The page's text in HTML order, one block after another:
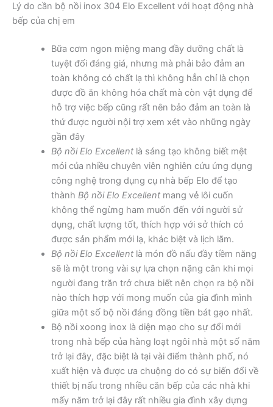
Lý do cần bộ nồi inox 304 Elo Excellent với hoạt động nhà
bếp của chị em
Bữa cơm ngon miệng mang đầy dưỡng chất là
tuyệt đối đáng giá, nhưng mà phải bảo đảm an
toàn không có chất lạ thì không hẳn chỉ là chọn
được đồ ăn không hóa chất mà còn vật dụng để
hỗ trợ việc bếp cũng rất nên bảo đảm an toàn là
thứ được người nội trợ xem xét vào những ngày
gần đây
Bộ nồi Elo Excellentlà sáng tạo không biết mệt
mỏi của nhiều chuyên viên nghiên cứu ứng dụng
công nghệ trong dụng cụ nhà bếp Elo để tạo
thành Bộ nồi Elo Excellentmang vẻ lôi cuốn
không thể ngừng ham muốn đến với người sử
dụng, chất lượng tốt, thích hợp với sở thích có
được sản phẩm mới lạ, khác biệt và lịch lãm.
Bộ nồi Elo Excellentlà món đồ nấu đầy tiềm năng
sẽ là một trong vài sự lựa chọn nặng cân khi mọi
người đang trăn trở chưa biết nên chọn ra bộ nồi
nào thích hợp với mong muốn của gia đình mình
giữa một số bộ nồi đáng đồng tiền bát gạo nhất.
Bộ nồi xoong inox là diện mạo cho sự đổi mới
trong nhà bếp của hàng loạt ngôi nhà một số năm
trở lại đây, đặc biệt là tại vài điểm thành phố, nó
xuất hiện và được ưa chuộng do có sự biến đổi về
thiết bị nấu trong nhiều căn bếp của các nhà khi
mấy năm trở lại đây rất nhiều gia đình xây dựng